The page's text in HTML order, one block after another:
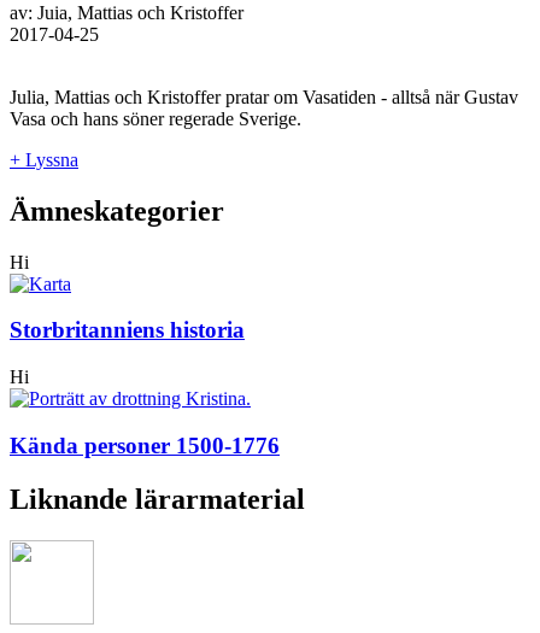
av: Juia, Mattias och Kristoffer
2017-04-25
Julia, Mattias och Kristoffer pratar om Vasatiden - alltså när Gustav
Vasa och hans söner regerade Sverige.
+ Lyssna
Ämneskategorier
Hi
Storbritanniens historia
Hi
Kända personer 1500-1776
Liknande lärarmaterial